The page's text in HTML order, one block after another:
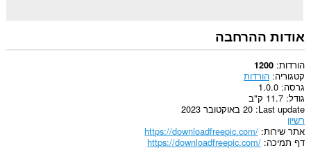
אודות ההרחבה
הורדות 1200
קטגוריה הורדות
גרסה 1.0.0
גודל 11.7 ק"ב
Last update 20 באוקטובר 2023
רשיון
אתר שירות https://downloadfreepic.com/
דף תמיכה https://downloadfreepic.com/